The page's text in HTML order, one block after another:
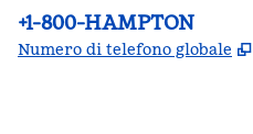
Telefono:
+1-800-HAMPTON
Numero di telefono globale ,